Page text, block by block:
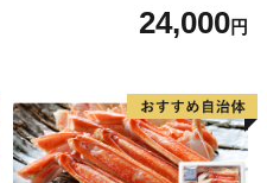
24,000円